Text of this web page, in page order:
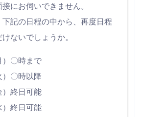
にお伺いできません。
記の日程の中から、再度日程
ないでしょうか。
）〇時まで
）〇時以降
）終日可能
）終日可能